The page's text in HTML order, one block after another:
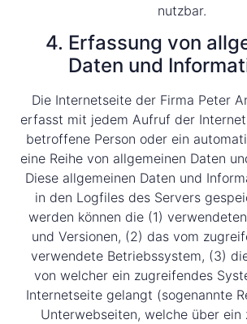
nutzbar.
4. Erfassung von
Daten und
Die Internetseite der Firma Peter
erfasst mit jedem Aufruf der
betroffene Person oder ein
eine Reihe von allgemeinen Daten
Diese allgemeinen Daten und
in den Logfiles des Servers
werden können die (1)
und Versionen, (2) das vom
verwendete Betriebssystem, (3)
von welcher ein zugreifendes
Internetseite gelangt (sogenannte
Unterwebseiten, welche über ein